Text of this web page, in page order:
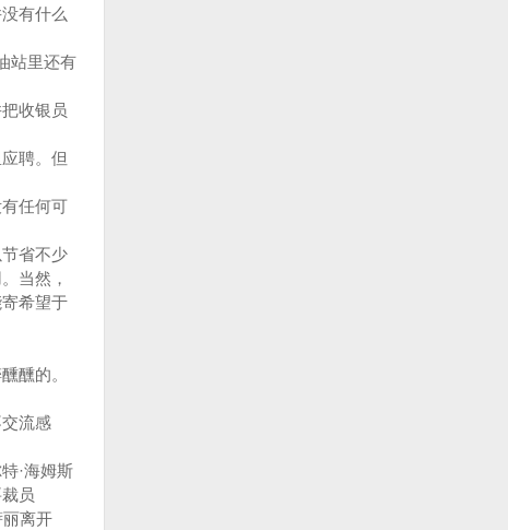
有什么
站里还有
收银员
聘。但
任何可
省不少
当然，
希望于
醺的。
流感
·海姆斯
员
离开